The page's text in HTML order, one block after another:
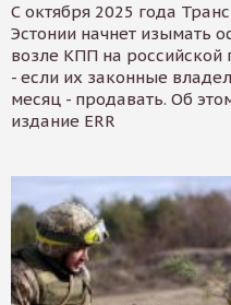
С октября 2025 года
Эстонии начнет изымать
возле КПП на российской
- если их законные
месяц - продавать. Об
издание ERR